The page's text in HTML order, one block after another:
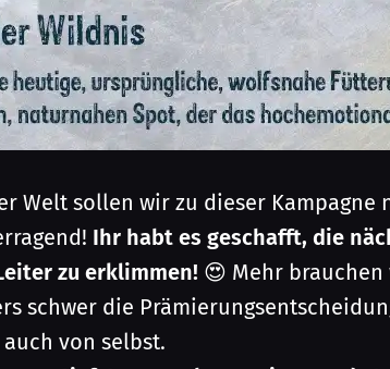
Welt sollen wir zu dieser Kampagne
Ihr habt es geschafft, die
zu erklimmen! 😍 Mehr
schwer die
von selbst.